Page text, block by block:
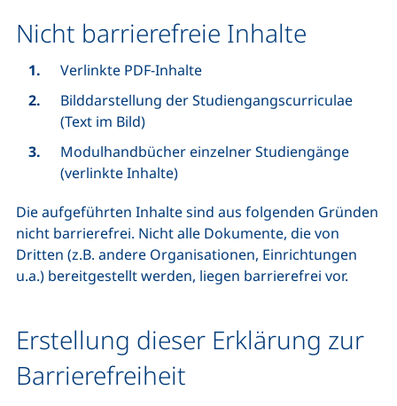
Nicht barrierefreie Inhalte
Verlinkte PDF-Inhalte
Bilddarstellung der Studiengangscurriculae
(Text im Bild)
Modulhandbücher einzelner Studiengänge
(verlinkte Inhalte)
Die aufgeführten Inhalte sind aus folgenden Gründen
nicht barrierefrei. Nicht alle Dokumente, die von
Dritten (z.B. andere Organisationen, Einrichtungen
u.a.) bereitgestellt werden, liegen barrierefrei vor.
Erstellung dieser Erklärung zur
Barrierefreiheit